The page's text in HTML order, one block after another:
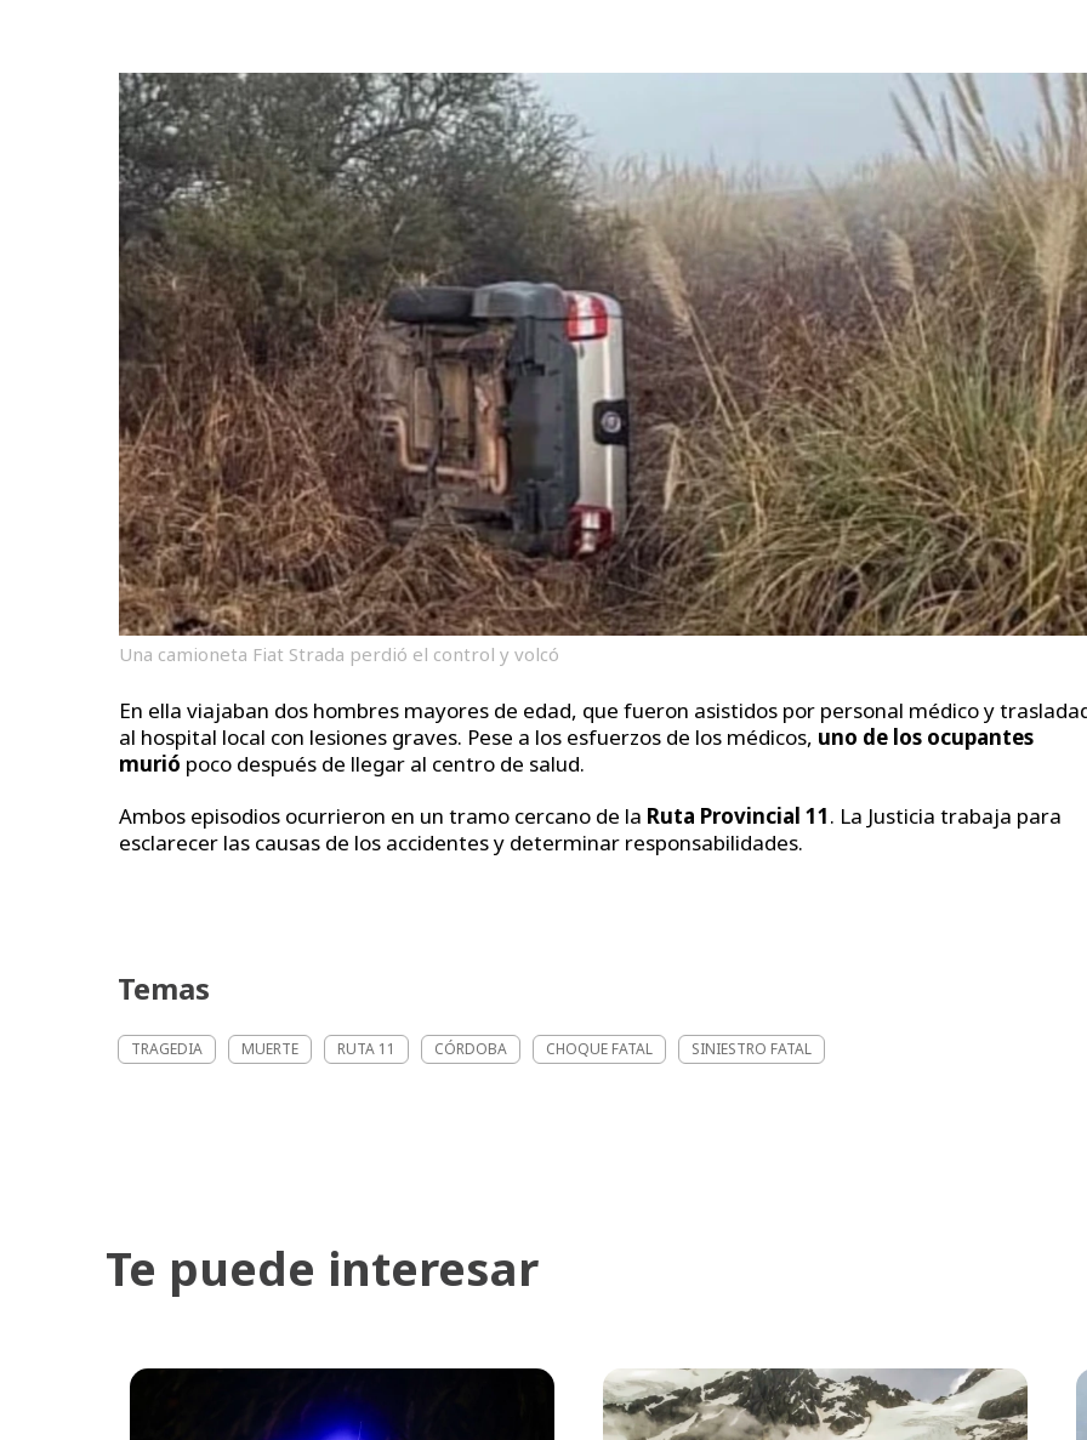
Una camioneta Fiat Strada perdió el control y volcó
En ella viajaban dos hombres mayores de edad, que fueron asistidos por personal médico y
al hospital local con lesiones graves. Pese a los esfuerzos de los médicos, uno de los ocupantes
murió poco después de llegar al centro de salud.
Ambos episodios ocurrieron en un tramo cercano de la Ruta Provincial 11. La Justicia trabaja para
esclarecer las causas de los accidentes y determinar responsabilidades.
Temas
TRAGEDIA MUERTE RUTA 11 CÓRDOBA CHOQUE FATAL SINIESTRO FATAL
Te puede interesar